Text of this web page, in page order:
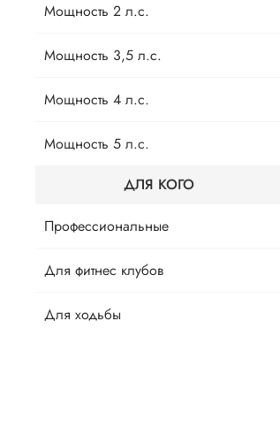
Мощность 2 л.с.
Мощность 3,5 л.с.
Мощность 4 л.с.
Мощность 5 л.с.
ДЛЯ КОГО
Профессиональные
Для фитнес клубов
Для ходьбы